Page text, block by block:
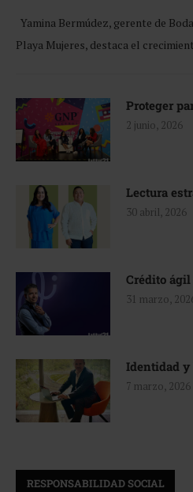
Yamina Bermúdez, gerente de
Playa Mujeres, destaca el
Proteger
2 junio, 2026
Lectura
30 abril, 2026
Crédito
31 marzo,
Identidad y
7 marzo, 2026
RESPONSABILIDAD SOCIAL